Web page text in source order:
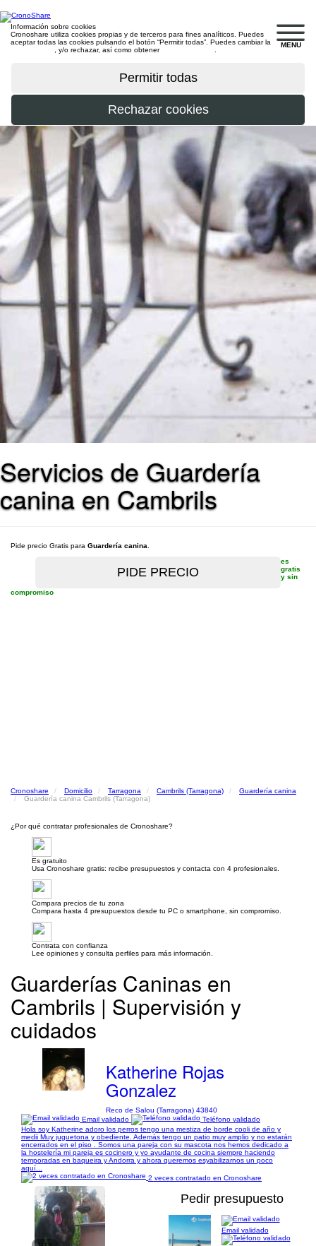
MENU
Información sobre cookies
Cronoshare utiliza cookies propias y de terceros para fines analíticos. Puedes
aceptar todas las cookies pulsando el botón “Permitir todas”. Puedes cambiar la
, y/o rechazar, así como obtener
Servicios de Guardería
canina en Cambrils
Pide precio Gratis para Guardería canina
es
gratis
y sin
compromiso
Cronoshare Domicilio Tarragona Cambrils (Tarragona)
Guardería canina
Guardería canina Cambrils (Tarragona)
¿Por qué contratar profesionales de Cronoshare?
Es gratuito
Usa Cronoshare gratis: recibe presupuestos y contacta con 4 profesionales.
Compara precios de tu zona
Compara hasta 4 presupuestos desde tu PC o smartphone, sin compromiso.
Contrata con confianza
Lee opiniones y consulta perfiles para más información.
Guarderías Caninas en
Cambrils | Supervisión y
cuidados
Katherine Rojas
Gonzalez
Reco de Salou (Tarragona) 43840
Email validado
Teléfono validado
Hola soy Katherine adoro los perros tengo una mestiza de borde cooli de año y
medii Muy juguetona y obediente. Además tengo un patio muy amplio y no estarán
encerrados en el piso . Somos una pareja con su mascota nos hemos dedicado a
la hostelería mi pareja es cocinero y yo ayudante de cocina siempre haciendo
temporadas en baqueira y Andorra y ahora queremos esyabilizarnos un poco
aquí...
2 veces contratado en Cronoshare
Pedir presupuesto
Email validado